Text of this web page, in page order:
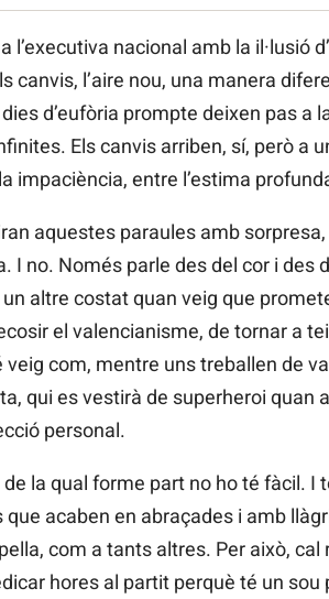
l’executiva nacional amb la il·lusió
canvis, l’aire nou, una manera
d’eufòria prompte deixen pas a
Els canvis arriben, sí, però a
impaciència, entre l’estima
aquestes paraules amb
I no. Només parle des del cor i
altre costat quan veig que
el valencianisme, de tornar a
veig com, mentre uns treballen de
qui es vestirà de superheroi quan
personal.
de la qual forme part no ho té fàcil.
que acaben en abraçades i amb
com a tants altres. Per això,
hores al partit perquè té un